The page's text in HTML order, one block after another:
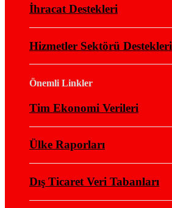
İhracat Destekleri
Hizmetler Sektörü Destekleri
Önemli Linkler
Tim Ekonomi Verileri
Ülke Raporları
Dış Ticaret Veri Tabanları